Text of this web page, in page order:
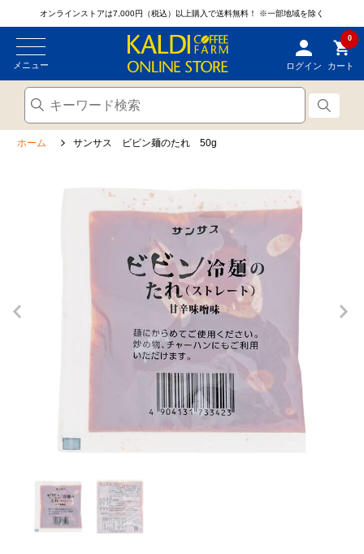
オンラインストアは7,000円（税込）以上購入で送料無料！ ※一部地域を除く
メニュー ログイン
0
カート
ホーム サンサス ビビン麺のたれ 50g